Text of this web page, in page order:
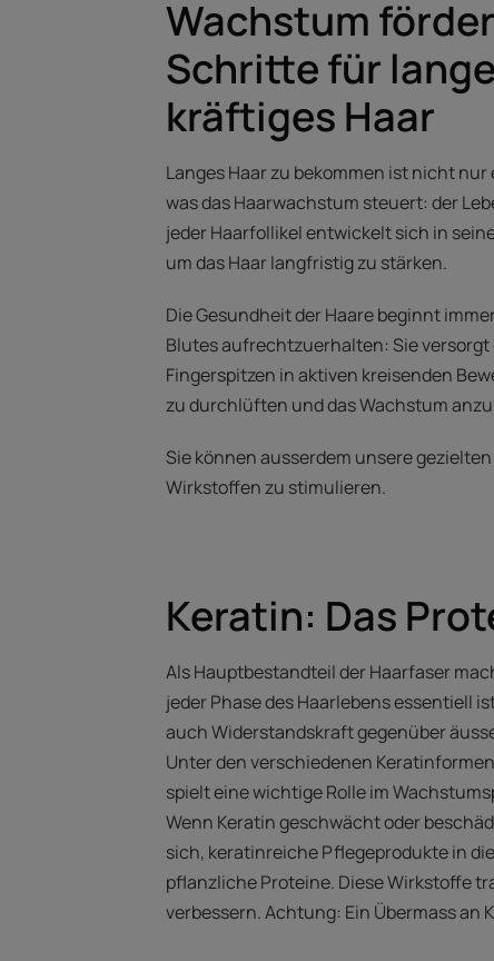
Wachstum
Schritte für
kräftiges Haar
Langes Haar zu bekommen ist nicht
was das Haarwachstum steuert: der
jeder Haarfollikel entwickelt sich in
um das Haar langfristig zu stärken.
Die Gesundheit der Haare beginnt
Blutes aufrechtzuerhalten: Sie versorgt
Fingerspitzen in aktiven kreisenden
zu durchlüften und das Wachstum
Sie können ausserdem unsere
Wirkstoffen zu stimulieren.
Keratin: Das
Als Hauptbestandteil der Haarfaser
jeder Phase des Haarlebens essentiell
auch Widerstandskraft gegenüber
Unter den verschiedenen
spielt eine wichtige Rolle im
Wenn Keratin geschwächt oder
sich, keratinreiche Pflegeprodukte in
pflanzliche Proteine. Diese Wirkstoffe
verbessern. Achtung: Ein Übermass an